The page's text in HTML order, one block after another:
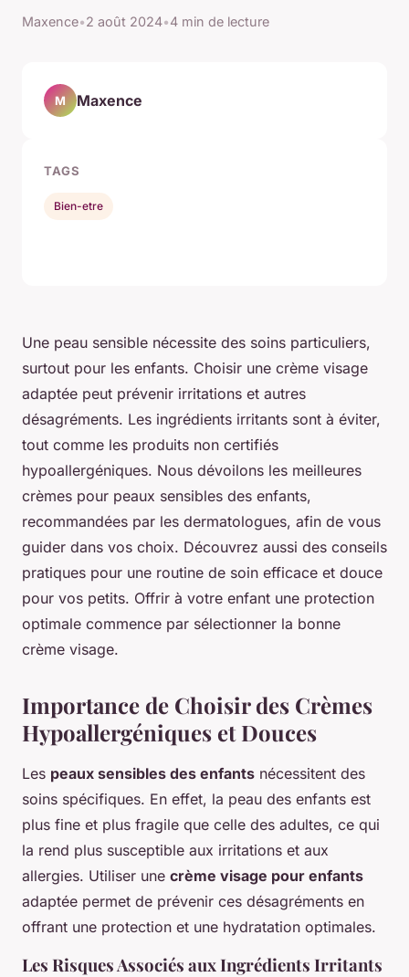
Maxence•2 août 2024•4 min de lecture
Une peau sensible nécessite des soins particuliers,
surtout pour les enfants. Choisir une crème visage
adaptée peut prévenir irritations et autres
désagréments. Les ingrédients irritants sont à éviter,
tout comme les produits non certifiés
hypoallergéniques. Nous dévoilons les meilleures
crèmes pour peaux sensibles des enfants,
recommandées par les dermatologues, afin de vous
guider dans vos choix. Découvrez aussi des conseils
pratiques pour une routine de soin efficace et douce
pour vos petits. Offrir à votre enfant une protection
optimale commence par sélectionner la bonne
crème visage.
Importance de Choisir des Crèmes
Hypoallergéniques et Douces
Les peaux sensibles des enfants nécessitent des
soins spécifiques. En effet, la peau des enfants est
plus fine et plus fragile que celle des adultes, ce qui
la rend plus susceptible aux irritations et aux
allergies. Utiliser une crème visage pour enfants
adaptée permet de prévenir ces désagréments en
offrant une protection et une hydratation optimales.
Les Risques Associés aux Ingrédients Irritants
M Maxence
TAGS
Bien-etre